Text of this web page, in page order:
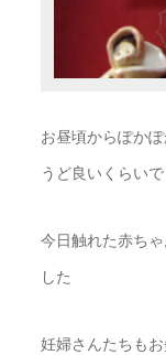
お昼頃からぽか
うど良いくらい
今日触れた赤ち
した
妊婦さんたちも